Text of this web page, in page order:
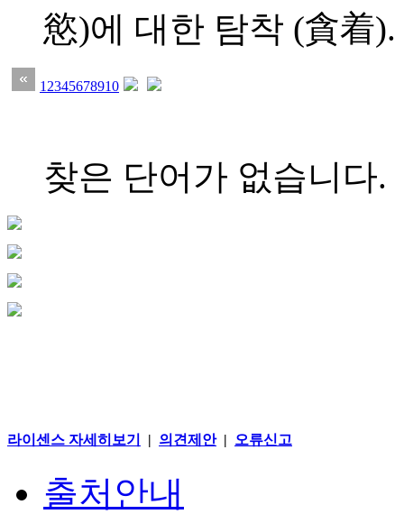
慾)에 대한 탐착 (貪着).
1 2345678910
찾은 단어가 없습니다.
라이센스 자세히보기 | 의견제안| 오류신고
출처안내